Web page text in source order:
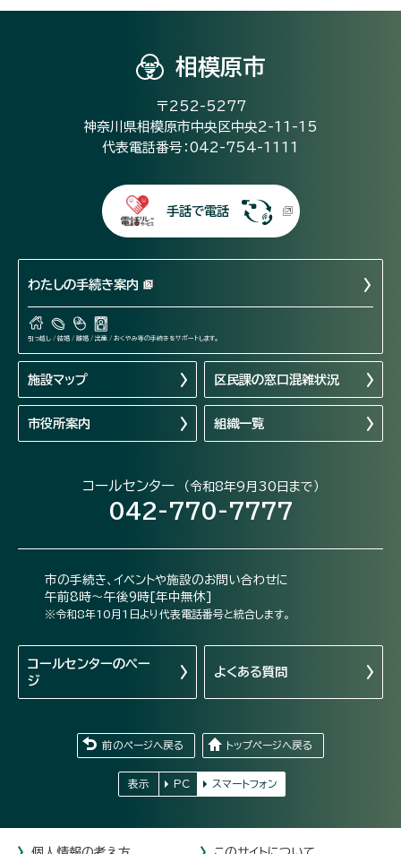
相模原市
〒252-5277
神奈川県相模原市中央区中央2-11-15
代表電話番号：042-754-1111
手話で電話
わたしの手続き案内
引っ越し / 結婚 / 離婚 / 出産 / おくやみ等の手続きをサポートします。
施設マップ 区民課の窓口混雑状況
市役所案内 組織一覧
コールセンター （令和8年9月30日まで）
042-770-7777
市の手続き、イベントや施設のお問い合わせに
午前8時～午後9時[年中無休]
※令和8年10月1日より代表電話番号と統合します。
コールセンターのペー
ジ
よくある質問
前のページへ戻る トップページへ戻る
表示 PC スマートフォン